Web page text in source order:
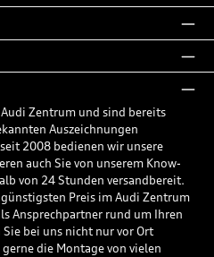
Zentrum und sind bereits
Auszeichnungen
2008 bedienen wir unsere
auch Sie von unserem Know-
von 24 Stunden versandbereit.
Preis im Audi Zentrum
Ansprechpartner rund um Ihren
bei uns nicht nur vor Ort
die Montage von vielen